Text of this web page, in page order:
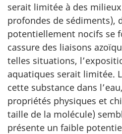
serait limitée à des
profondes de sédiments),
potentiellement nocifs se
cassure des liaisons
telles situations,
aquatiques serait limitée.
cette substance dans
propriétés physiques et
taille de la molécule)
présente un faible